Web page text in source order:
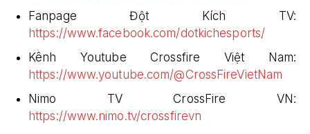
Fanpage Đột Kích TV:
https://www.facebook.com/dotkichesports/
Kênh Youtube Crossfire Việt Nam:
https://www.youtube.com/@CrossFireVietNam
Nimo TV CrossFire VN:
https://www.nimo.tv/crossfirevn